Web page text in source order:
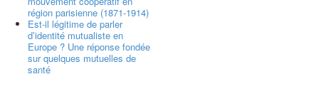
région parisienne (1871-1914)
Est-il légitime de parler
d’identité mutualiste en
Europe ? Une réponse fondée
sur quelques mutuelles de
santé